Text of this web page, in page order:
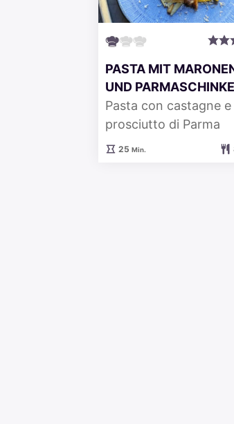
PASTA MIT
UND
Pasta con castagne e
prosciutto di Parma
25Minuten
Min.